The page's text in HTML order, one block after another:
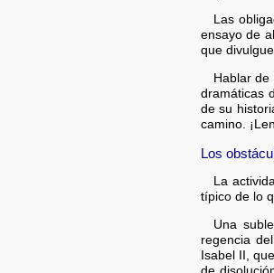
Las
ensayo de
que
Hablar
dramáticas
de su
camino.
Los
La
típico de lo
Una
regencia
Isabel II,